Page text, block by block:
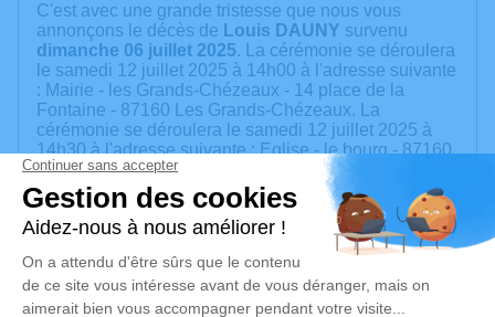
C'est avec une grande tristesse que nous vous
annonçons le décès de Louis DAUNY survenu
dimanche 06 juillet 2025. La cérémonie se déroulera
le samedi 12 juillet 2025 à 14h00 à l'adresse suivante
: Mairie - les Grands-Chézeaux - 14 place de la
Fontaine - 87160 Les Grands-Chézeaux. La
cérémonie se déroulera le samedi 12 juillet 2025 à
14h30 à l'adresse suivante : Eglise - le bourg - 87160
Les Grands Chezeaux.
Nous vous invitons à utiliser cet espace pour laisser
vos condoléances, partager des photos souvenirs,
une anecdote ou exprimer vos pensées à travers des
poèmes ou des textes. Cet endroit est un lieu
d'expression dédié à honorer la mémoire de Louis
DAUNY.